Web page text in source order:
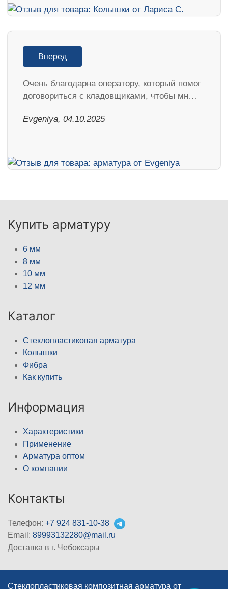
Вперед
Очень благодарна оператору, который помог
договориться с кладовщиками, чтобы мн…
Evgeniya, 04.10.2025
Купить арматуру
6 мм
8 мм
10 мм
12 мм
Каталог
Стеклопластиковая арматура
Колышки
Фибра
Как купить
Информация
Характеристики
Применение
Арматура оптом
О компании
Контакты
Телефон: +7 924 831-10-38
Email: 89993132280@mail.ru
Доставка в г. Чебоксары
Стеклопластиковая композитная арматура от